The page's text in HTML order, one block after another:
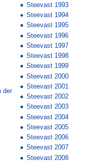
der
Steevast 1993
Steevast 1994
Steevast 1995
Steevast 1996
Steevast 1997
Steevast 1998
Steevast 1999
Steevast 2000
Steevast 2001
Steevast 2002
Steevast 2003
Steevast 2004
Steevast 2005
Steevast 2006
Steevast 2007
Steevast 2008